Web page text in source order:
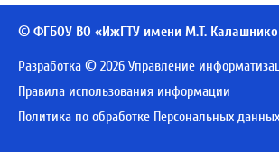
© ФГБОУ ВО «ИжГТУ имени М.Т.
Разработка © 2026 Управление
Правила использования информации
Политика по обработке Персональных данных